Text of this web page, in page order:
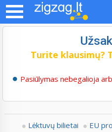
Turite klausimų?
Pasiūlymas nebegalioja
Lėktuvų bilietai EU